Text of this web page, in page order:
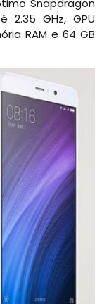
Snapdragon
GHz, GPU
RAM e 64 GB